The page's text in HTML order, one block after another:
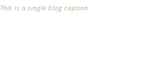
This is a single blog caption